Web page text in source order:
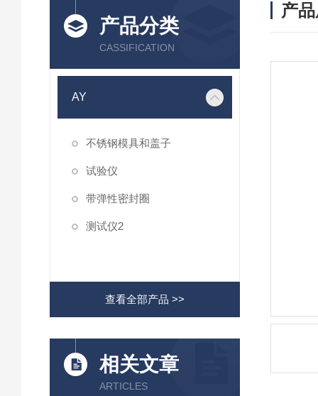
产品分类
CASSIFICATION
AY
不锈钢模具和盖子
试验仪
带弹性密封圈
测试仪2
查看全部产品 >>
相关文章
ARTICLES
产